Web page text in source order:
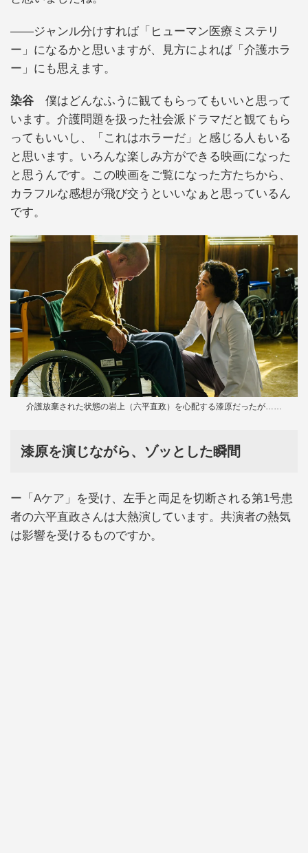
――ジャンル分けすれば「ヒューマン医療ミステリ
ー」になるかと思いますが、見方によれば「介護ホラ
ー」にも思えます。
染谷 僕はどんなふうに観てもらってもいいと思って
います。介護問題を扱った社会派ドラマだと観てもら
ってもいいし、「これはホラーだ」と感じる人もいる
と思います。いろんな楽しみ方ができる映画になった
と思うんです。この映画をご覧になった方たちから、
カラフルな感想が飛び交うといいなぁと思っているん
です。
介護放棄された状態の岩上（六平直政）を心配する漆原だったが……
漆原を演じながら、ゾッとした瞬間
ー「Aケア」を受け、左手と両足を切断される第1号患
者の六平直政さんは大熱演しています。共演者の熱気
は影響を受けるものですか。